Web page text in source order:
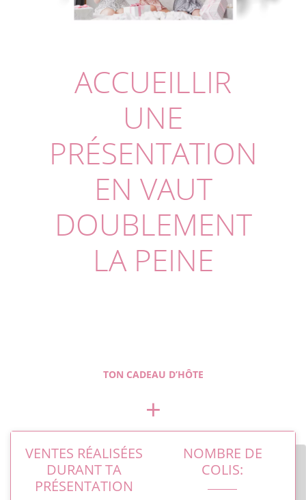
ACCUEILLIR
UNE
PRÉSENTATION
EN VAUT
DOUBLEMENT
LA PEINE
TON CADEAU D’HÔTE
+
VENTES RÉALISÉES
DURANT TA
PRÉSENTATION
NOMBRE DE
COLIS: